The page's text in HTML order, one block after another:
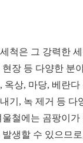
척은 그 강력한
현장 등 다양한 분
옥상, 마당, 베란
기, 녹 제거 등 다
울철에는 곰팡이
발생할 수 있으므